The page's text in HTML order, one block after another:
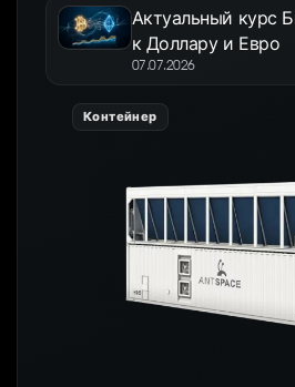
Актуальный курс
к Доллару и Евро
07.07.2026
Контейнер